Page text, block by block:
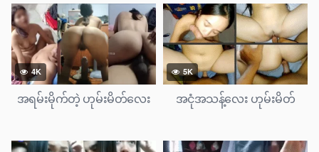
4K
အရမ်းမိုက်တဲ့ ဟုမ်းမိတ်လေး
5K
အငုံအသန့်လေး ဟုမ်းမိတ်